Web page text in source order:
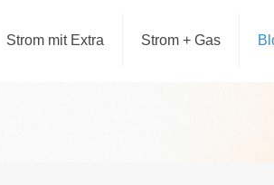
Strom mit Extra Strom + Gas